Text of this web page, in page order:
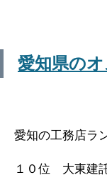
愛知県の
愛知の工務店ラ
１０位 大